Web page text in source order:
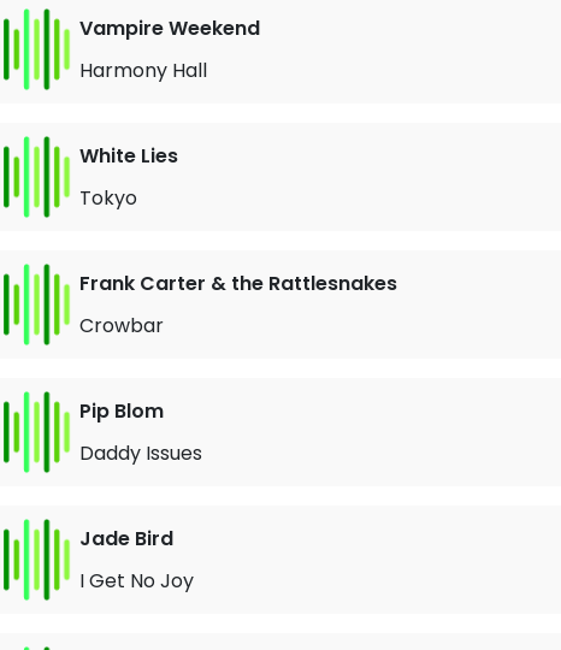
Vampire Weekend
Harmony Hall
White Lies
Tokyo
Frank Carter & the Rattlesnakes
Crowbar
Pip Blom
Daddy Issues
Jade Bird
I Get No Joy